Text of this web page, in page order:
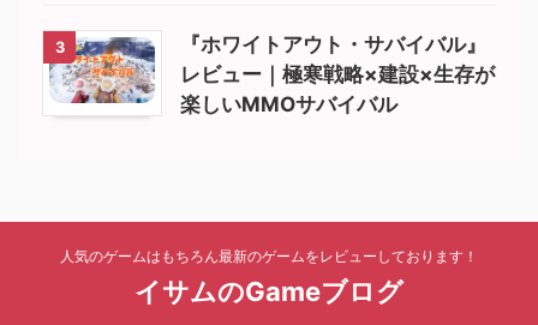
3
『ホワイトアウト・サバイバル』
レビュー｜極寒戦略×建設×生存が
楽しいMMOサバイバル
人気のゲームはもちろん最新のゲームをレビューしております！
イサムのGameブログ